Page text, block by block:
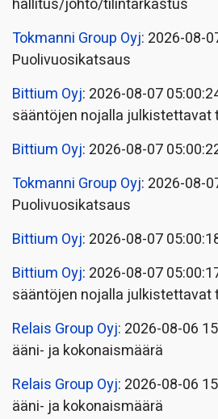
hallitus/johto/tilintarkastus
Tokmanni Group Oyj: 2026-08-
Puolivuosikatsaus
Bittium Oyj: 2026-08-07
sääntöjen nojalla julkistettavat
Bittium Oyj: 2026-08-07
Tokmanni Group Oyj: 2026-08-
Puolivuosikatsaus
Bittium Oyj: 2026-08-07
Bittium Oyj: 2026-08-07
sääntöjen nojalla julkistettavat
Relais Group Oyj: 2026-08-06
ääni- ja kokonaismäärä
Relais Group Oyj: 2026-08-06
ääni- ja kokonaismäärä